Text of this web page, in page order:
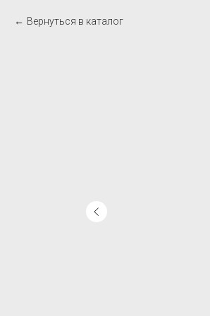
Вернуться в каталог